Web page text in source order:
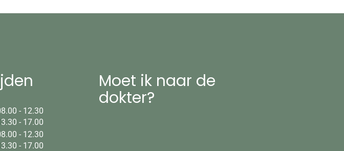
tot
- 12.30
tot
- 17.00
tot
- 12.30
tot
- 17.00
Moet ik naar de
dokter?